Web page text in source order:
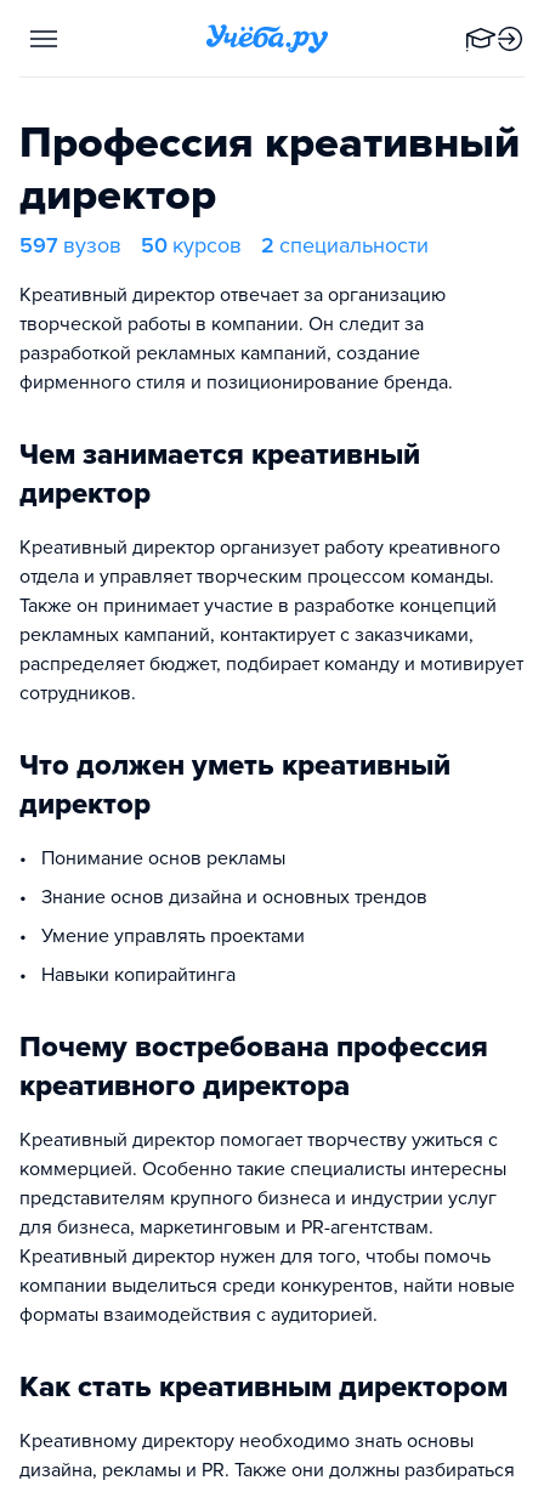
Профессия креативный
директор
597 вузов 50 курсов 2 специальности
Креативный директор отвечает за организацию
творческой работы в компании. Он следит за
разработкой рекламных кампаний, создание
фирменного стиля и позиционирование бренда.
Чем занимается креативный
директор
Креативный директор организует работу креативного
отдела и управляет творческим процессом команды.
Также он принимает участие в разработке концепций
рекламных кампаний, контактирует с заказчиками,
распределяет бюджет, подбирает команду и мотивирует
сотрудников.
Что должен уметь креативный
директор
• Понимание основ рекламы
• Знание основ дизайна и основных трендов
• Умение управлять проектами
• Навыки копирайтинга
Почему востребована профессия
креативного директора
Креативный директор помогает творчеству ужиться с
коммерцией. Особенно такие специалисты интересны
представителям крупного бизнеса и индустрии услуг
для бизнеса, маркетинговым и PR-агентствам.
Креативный директор нужен для того, чтобы помочь
компании выделиться среди конкурентов, найти новые
форматы взаимодействия с аудиторией.
Как стать креативным директором
Креативному директору необходимо знать основы
дизайна, рекламы и PR. Также они должны разбираться